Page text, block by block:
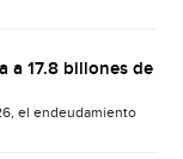
a 17.8 billones de
el endeudamiento